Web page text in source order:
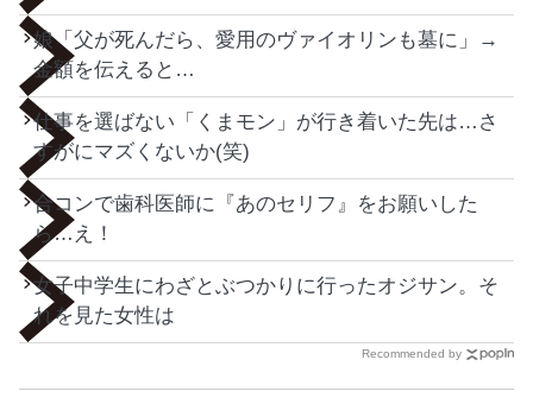
娘「父が死んだら、愛用のヴァイオリンも墓に」→
金額を伝えると…
仕事を選ばない「くまモン」が行き着いた先は…さ
すがにマズくないか(笑)
合コンで歯科医師に『あのセリフ』をお願いした
ら…え！
女子中学生にわざとぶつかりに行ったオジサン。そ
れを見た女性は
Recommended by